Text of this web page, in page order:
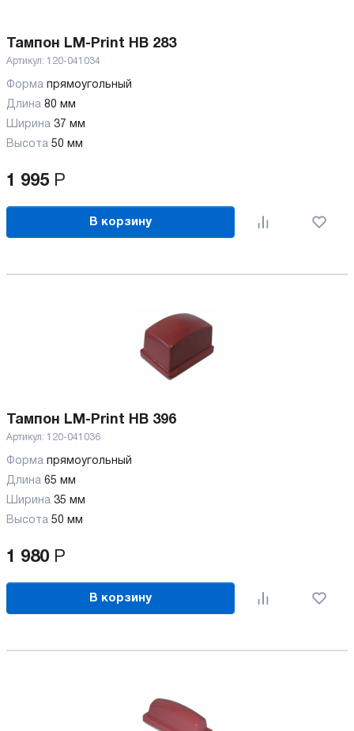
Тампон LM-Print HB 283
Артикул: 120-041034
Форма прямоугольный
Длина 80 мм
Ширина 37 мм
Высота 50 мм
1 995 Р
В корзину
Тампон LM-Print HB 396
Артикул: 120-041036
Форма прямоугольный
Длина 65 мм
Ширина 35 мм
Высота 50 мм
1 980 Р
В корзину